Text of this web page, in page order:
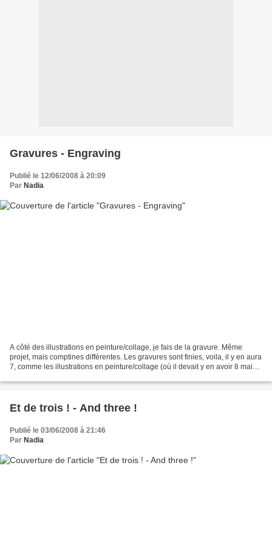
Gravures - Engraving
Publié le 12/06/2008 à 20:09
Par Nadia
A côté des illustrations en peinture/collage, je fais de la gravure. Même
projet, mais comptines différentes. Les gravures sont finies, voila, il y en aura
7, comme les illustrations en peinture/collage (où il devait y en avoir 8 mais
Et de trois ! - And three !
Publié le 03/06/2008 à 21:46
Par Nadia